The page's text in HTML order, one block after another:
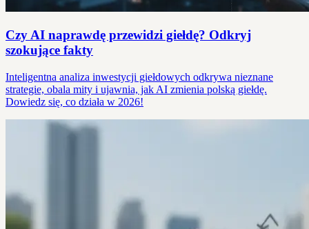
Czy AI naprawdę przewidzi giełdę? Odkryj
szokujące fakty
Inteligentna analiza inwestycji giełdowych odkrywa nieznane
strategie, obala mity i ujawnia, jak AI zmienia polską giełdę.
Dowiedz się, co działa w 2026!